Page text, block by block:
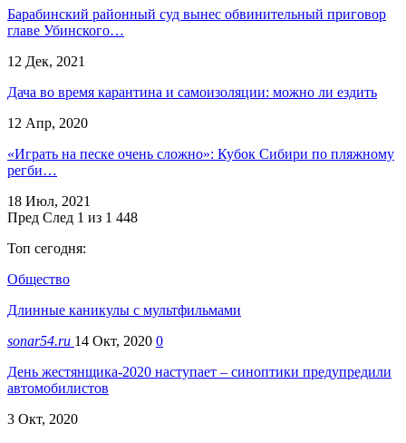
Барабинский районный суд вынес обвинительный приговор
главе Убинского…
12 Дек, 2021
Дача во время карантина и самоизоляции: можно ли ездить
12 Апр, 2020
«Играть на песке очень сложно»: Кубок Сибири по пляжному
регби…
18 Июл, 2021
Пред След 1 из 1 448
Топ сегодня:
Общество
Длинные каникулы c мультфильмами
sonar54.ru 14 Окт, 2020 0
День жестянщика-2020 наступает – синоптики предупредили
автомобилистов
3 Окт, 2020